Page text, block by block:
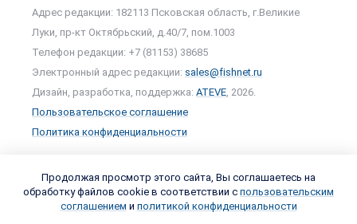
Адрес редакции: 182113 Псковская область, г.Великие
Луки, пр-кт Октябрьский, д.40/7, пом.1003
Телефон редакции: +7 (81153) 38685
Электронный адрес редакции: sales@fishnet.ru
Дизайн, разработка, поддержка: ATEVE , 2026.
Пользовательское соглашение
Политика конфиденциальности
Продолжая просмотр этого сайта, Вы соглашаетесь на
обработку файлов cookie в соответствии с пользовательским
соглашением и политикой конфиденциальности